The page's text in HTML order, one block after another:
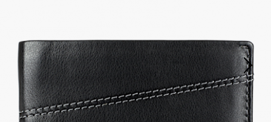
Manikúry
Kufry -21 % Prodejny Služby
Kara klub
Dárkové poukazy
Extra výhodné
Slevy